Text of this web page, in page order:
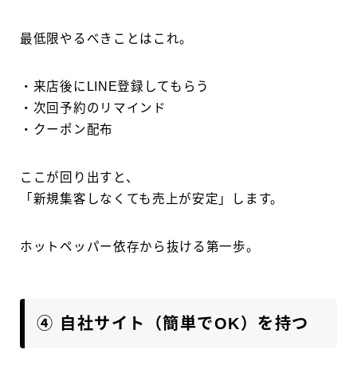
最低限やるべきことはこれ。
・来店後にLINE登録してもらう
・次回予約のリマインド
・クーポン配布
ここが回り出すと、
「新規集客しなくても売上が安定」します。
ホットペッパー依存から抜ける第一歩。
④ 自社サイト（簡単でOK）を持つ